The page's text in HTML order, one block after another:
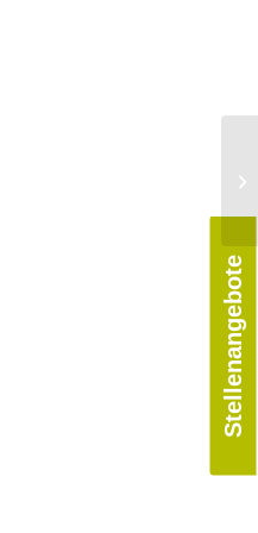
Stellenangebote